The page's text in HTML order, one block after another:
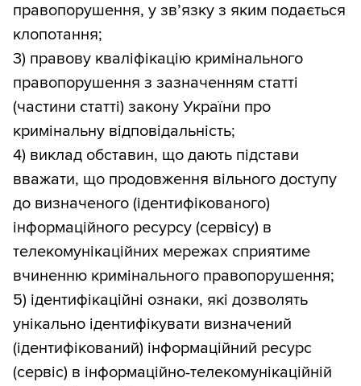
правопорушення, у зв’язку з яким подається
клопотання;
3) правову кваліфікацію кримінального
правопорушення з зазначенням статті
(частини статті) закону України про
кримінальну відповідальність;
4) виклад обставин, що дають підстави
вважати, що продовження вільного доступу
до визначеного (ідентифікованого)
інформаційного ресурсу (сервісу) в
телекомунікаційних мережах сприятиме
вчиненню кримінального правопорушення;
5) ідентифікаційні ознаки, які дозволять
унікально ідентифікувати визначений
(ідентифікований) інформаційний ресурс
(сервіс) в інформаційно-телекомунікаційній